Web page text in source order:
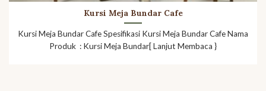
Kursi Meja Bundar Cafe
Kursi Meja Bundar Cafe Spesifikasi Kursi Meja Bundar Cafe Nama
Produk : Kursi Meja Bundar[ Lanjut Membaca }